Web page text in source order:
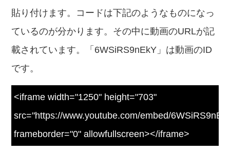
貼り付けます。コードは下記のようなものになっ
ているのが分かります。その中に動画のURLが記
載されています。「6WSiRS9nEkY」は動画のID
です。
<iframe width="1250" height="703"
src="https://www.youtube.com/embed/
frameborder="0" allowfullscreen></iframe>